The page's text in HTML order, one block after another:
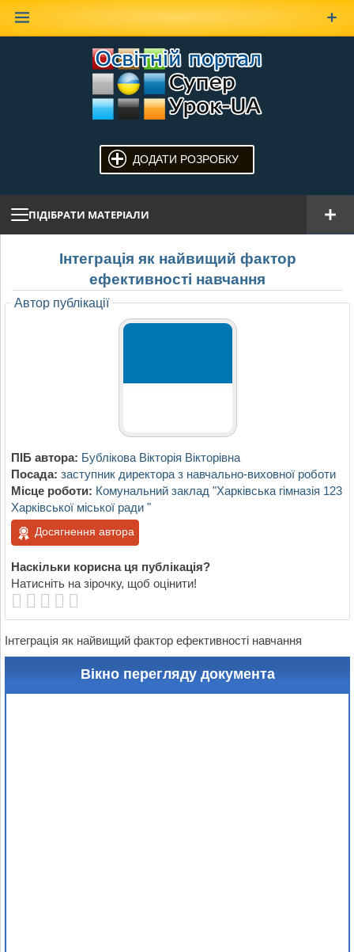
ДОДАТИ РОЗРОБКУ
ПІДІБРАТИ МАТЕРІАЛИ
Інтеграція як найвищий фактор
ефективності навчання
Автор публікації
ПІБ автора: Бублікова Вікторія Вікторівна
Посада: заступник директора з навчально-виховної роботи
Місце роботи: Комунальний заклад "Харківська гімназія 123
Харківської міської ради "
Досягнення автора
Наскільки корисна ця публікація?
Натисніть на зірочку, щоб оцінити!
Інтеграція як найвищий фактор ефективності навчання
Вікно перегляду документа